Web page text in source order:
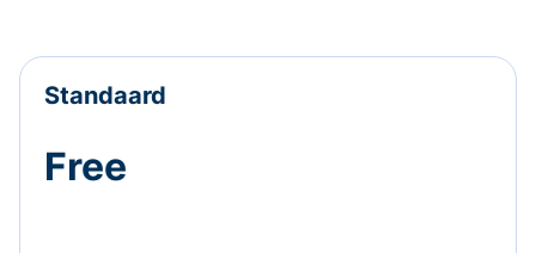
Standaard
Free